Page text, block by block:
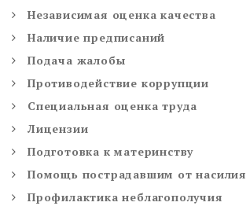
Независимая оценка качества
Наличие предписаний
Подача жалобы
Противодействие коррупции
Специальная оценка труда
Лицензии
Подготовка к материнству
Помощь пострадавшим от насилия
Профилактика неблагополучия